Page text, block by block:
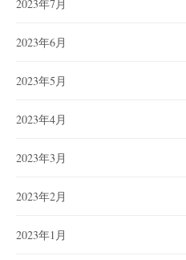
2023年7月
2023年6月
2023年5月
2023年4月
2023年3月
2023年2月
2023年1月